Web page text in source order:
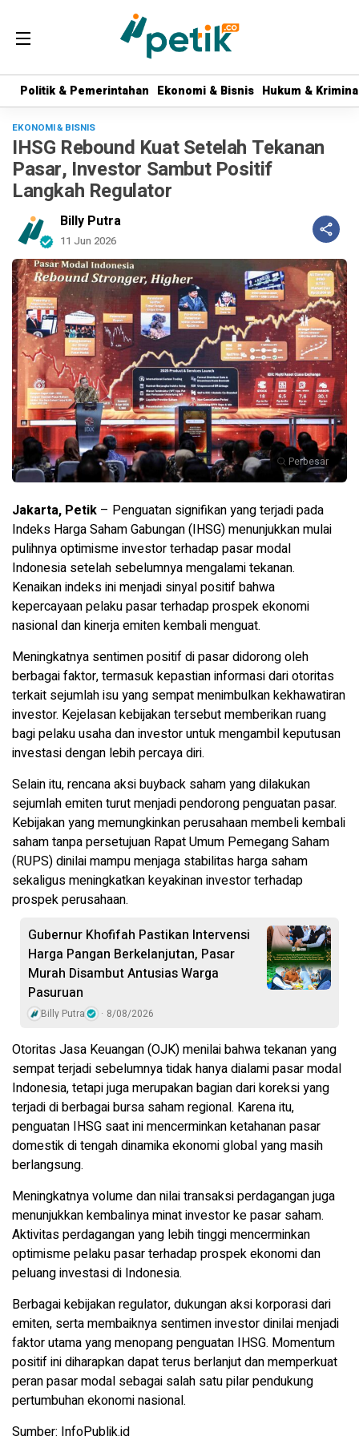
Politik & Pemerintahan Ekonomi & Bisnis Hukum &
Politik & Pemerintahan Ekonomi & Bisnis Hukum &
EKONOMI & BISNIS
IHSG Rebound Kuat Setelah Tekanan
Pasar, Investor Sambut Positif
Langkah Regulator
Billy Putra
11 Jun 2026
Perbesar
Jakarta, Petik – Penguatan signifikan yang terjadi pada
Indeks Harga Saham Gabungan (IHSG) menunjukkan mulai
pulihnya optimisme investor terhadap pasar modal
Indonesia setelah sebelumnya mengalami tekanan.
Kenaikan indeks ini menjadi sinyal positif bahwa
kepercayaan pelaku pasar terhadap prospek ekonomi
nasional dan kinerja emiten kembali menguat.
Meningkatnya sentimen positif di pasar didorong oleh
berbagai faktor, termasuk kepastian informasi dari otoritas
terkait sejumlah isu yang sempat menimbulkan kekhawatiran
investor. Kejelasan kebijakan tersebut memberikan ruang
bagi pelaku usaha dan investor untuk mengambil keputusan
investasi dengan lebih percaya diri.
Selain itu, rencana aksi buyback saham yang dilakukan
sejumlah emiten turut menjadi pendorong penguatan pasar.
Kebijakan yang memungkinkan perusahaan membeli kembali
saham tanpa persetujuan Rapat Umum Pemegang Saham
(RUPS) dinilai mampu menjaga stabilitas harga saham
sekaligus meningkatkan keyakinan investor terhadap
prospek perusahaan.
Gubernur Khofifah Pastikan Intervensi
Harga Pangan Berkelanjutan, Pasar
Murah Disambut Antusias Warga
Pasuruan
Billy Putra 8/08/2026
Otoritas Jasa Keuangan (OJK) menilai bahwa tekanan yang
sempat terjadi sebelumnya tidak hanya dialami pasar modal
Indonesia, tetapi juga merupakan bagian dari koreksi yang
terjadi di berbagai bursa saham regional. Karena itu,
penguatan IHSG saat ini mencerminkan ketahanan pasar
domestik di tengah dinamika ekonomi global yang masih
berlangsung.
Meningkatnya volume dan nilai transaksi perdagangan juga
menunjukkan kembalinya minat investor ke pasar saham.
Aktivitas perdagangan yang lebih tinggi mencerminkan
optimisme pelaku pasar terhadap prospek ekonomi dan
peluang investasi di Indonesia.
Berbagai kebijakan regulator, dukungan aksi korporasi dari
emiten, serta membaiknya sentimen investor dinilai menjadi
faktor utama yang menopang penguatan IHSG. Momentum
positif ini diharapkan dapat terus berlanjut dan memperkuat
peran pasar modal sebagai salah satu pilar pendukung
pertumbuhan ekonomi nasional.
Sumber: InfoPublik.id